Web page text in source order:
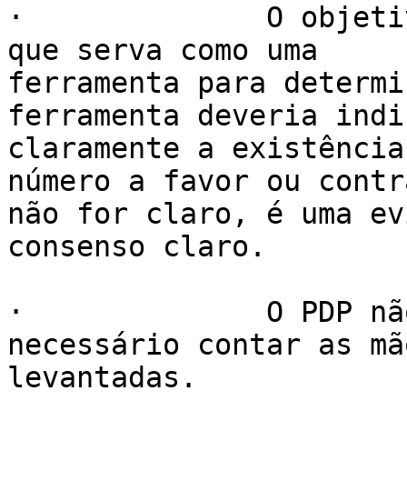
·              O objetivo
que serva como uma
ferramenta para
ferramenta deveria
claramente a
número a favor ou
não for claro, é uma
consenso claro.
·              O PDP
necessário contar as
levantadas.